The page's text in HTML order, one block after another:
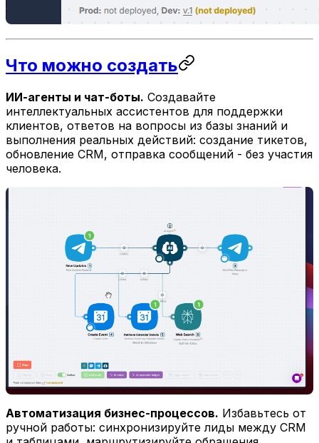
Что можно создать
ИИ-агенты и чат-боты. Создавайте
интеллектуальных ассистентов для поддержки
клиентов, ответов на вопросы из базы знаний и
выполнения реальных действий: создание тикетов,
обновление CRM, отправка сообщений - без участия
человека.
Автоматизация бизнес-процессов. Избавьтесь от
ручной работы: синхронизируйте лиды между CRM